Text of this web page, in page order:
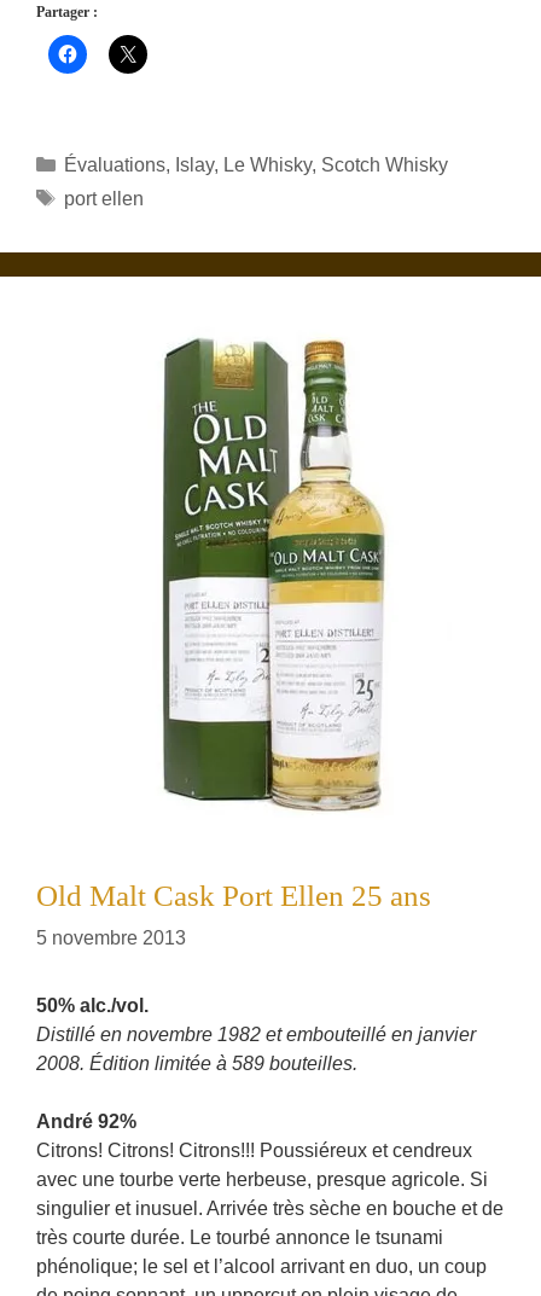
Partager :
Catégories
Évaluations, Islay, Le Whisky, Scotch Whisky
Étiquettes
port ellen
Old Malt Cask Port Ellen 25 ans
5 novembre 2013
50% alc./vol.
Distillé en novembre 1982 et embouteillé en janvier
2008. Édition limitée à 589 bouteilles.
André 92%
Citrons! Citrons! Citrons!!! Poussiéreux et cendreux
avec une tourbe verte herbeuse, presque agricole. Si
singulier et inusuel. Arrivée très sèche en bouche et de
très courte durée. Le tourbé annonce le tsunami
phénolique; le sel et l’alcool arrivant en duo, un coup